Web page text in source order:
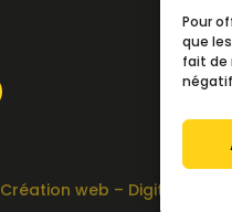
Pour
que
fait de
Création web – Digitali Studio